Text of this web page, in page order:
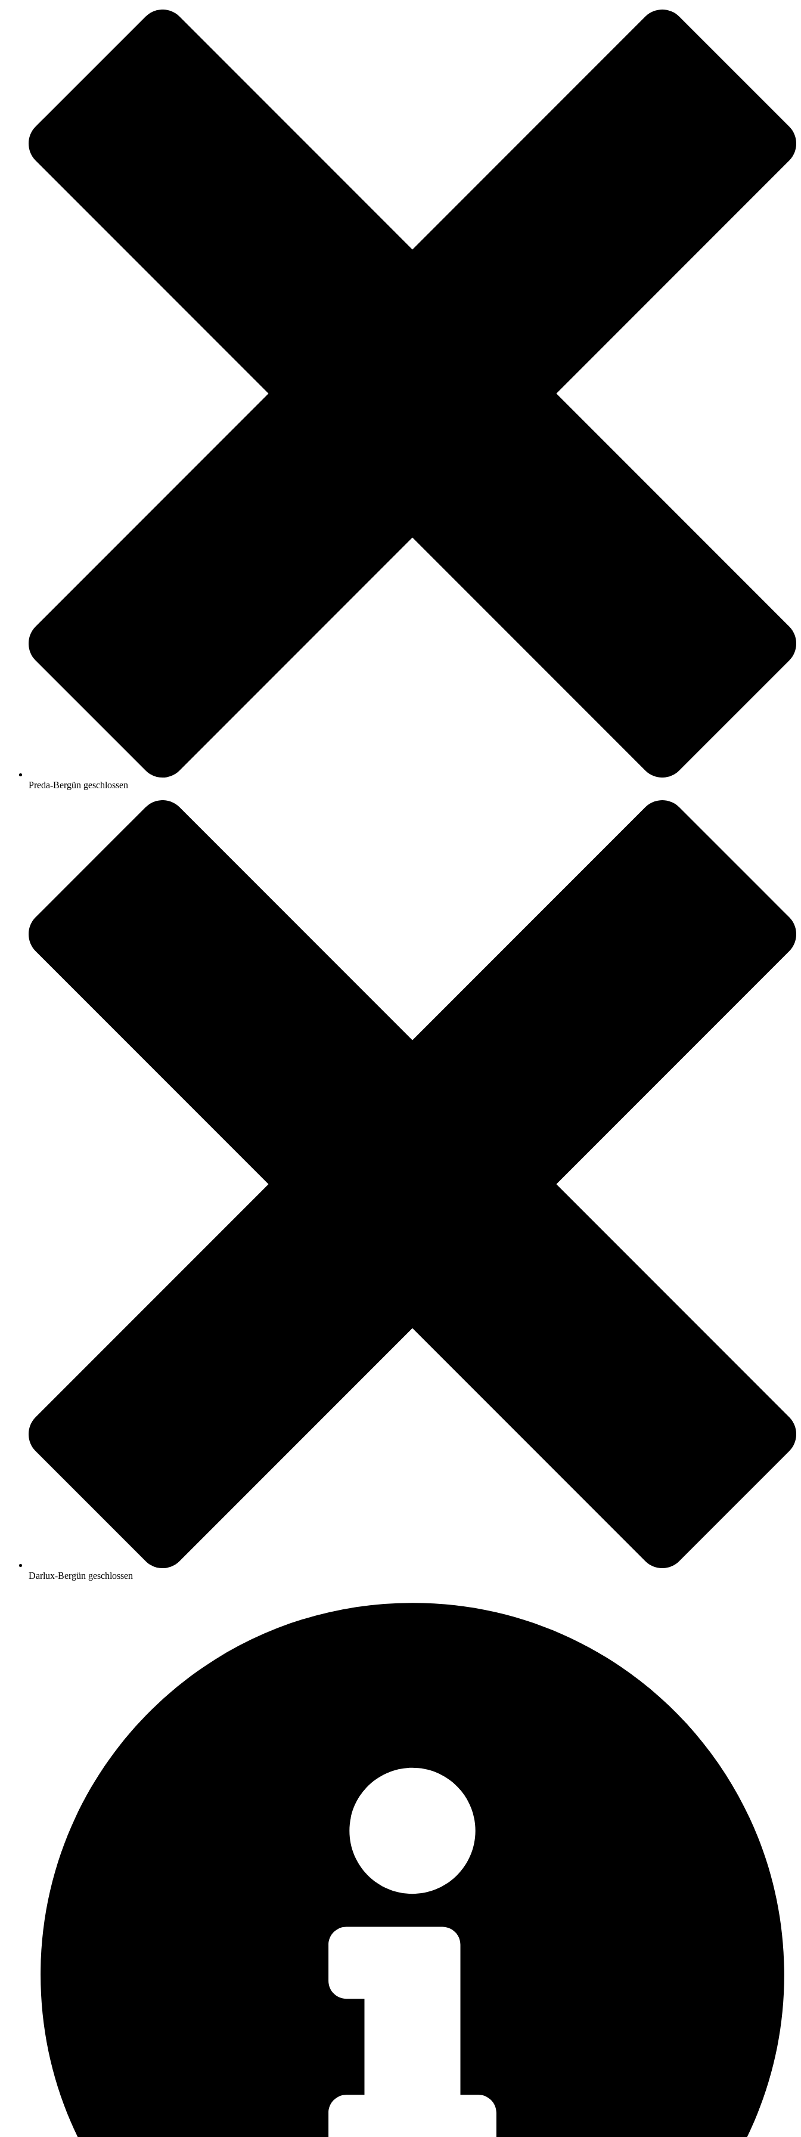
Preda-Bergün geschlossen
Darlux-Bergün geschlossen